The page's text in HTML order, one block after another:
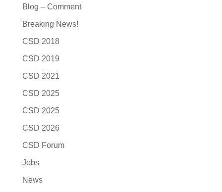
Blog – Comment
Breaking News!
CSD 2018
CSD 2019
CSD 2021
CSD 2025
CSD 2025
CSD 2026
CSD Forum
Jobs
News